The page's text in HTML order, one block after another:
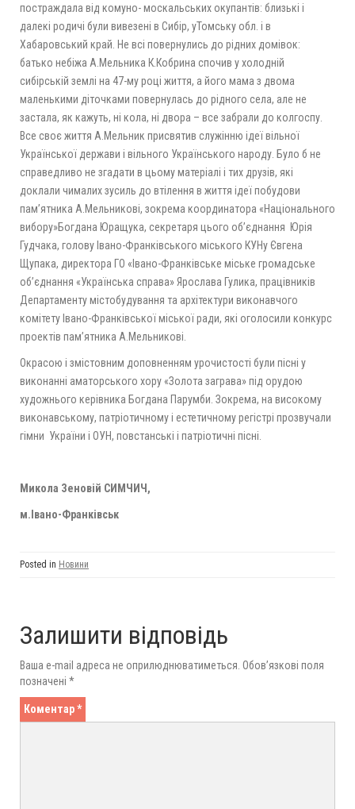
постраждала від комуно- москальських окупантів: близькі і
далекі родичі були вивезені в Сибір, уТомську обл. і в
Хабаровський край. Не всі повернулись до рідних домівок:
батько небіжа А.Мельника К.Кобрина спочив у холодній
сибірській землі на 47-му році життя, а його мама з двома
маленькими діточками повернулась до рідного села, але не
застала, як кажуть, ні кола, ні двора – все забрали до колгоспу.
Все своє життя А.Мельник присвятив служінню ідеї вільної
Української держави і вільного Українського народу. Було б не
справедливо не згадати в цьому матеріалі і тих друзів, які
доклали чималих зусиль до втілення в життя ідеї побудови
пам’ятника А.Мельникові, зокрема координатора «Національного
вибору»Богдана Юращука, секретаря цього об’єднання Юрія
Гудчака, голову Івано-Франківського міського КУНу Євгена
Щупака, директора ГО «Івано-Франківське міське громадське
об’єднання «Українська справа» Ярослава Гулика, працівників
Департаменту містобудування та архітектури виконавчого
комітету Івано-Франківської міської ради, які оголосили конкурс
проектів пам’ятника А.Мельникові.
Окрасою і змістовним доповненням урочистості були пісні у
виконанні аматорського хору «Золота заграва» під орудою
художнього керівника Богдана Парумби. Зокрема, на високому
виконавському, патріотичному і естетичному регістрі прозвучали
гімни України і ОУН, повстанські і патріотичні пісні.
Микола Зеновій СИМЧИЧ,
м.Івано-Франківськ
Posted in Новини
Залишити відповідь
Ваша e-mail адреса не оприлюднюватиметься. Обов’язкові поля
позначені *
Коментар*